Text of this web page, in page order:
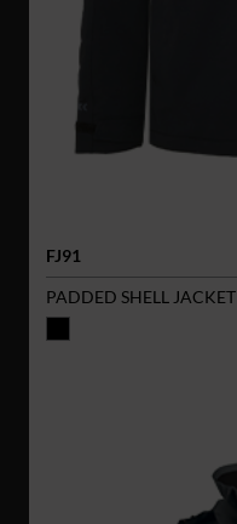
FJ91
PADDED SHELL JACKET